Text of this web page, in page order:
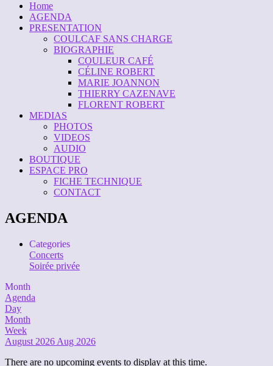
Home
AGENDA
PRESENTATION
COULCAF SANS CHARGE
BIOGRAPHIE
COULEUR CAFÉ
CÉLINE ROBERT
MARIE JOANNON
THIERRY CAZENAVE
FLORENT ROBERT
MEDIAS
PHOTOS
VIDEOS
AUDIO
BOUTIQUE
ESPACE PRO
FICHE TECHNIQUE
CONTACT
AGENDA
Categories
Concerts
Soirée privée
Month
Agenda
Day
Month
Week
August 2026 Aug 2026
There are no upcoming events to display at this time.